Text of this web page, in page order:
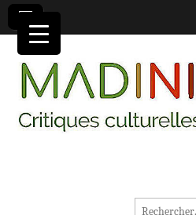
Rechercher :